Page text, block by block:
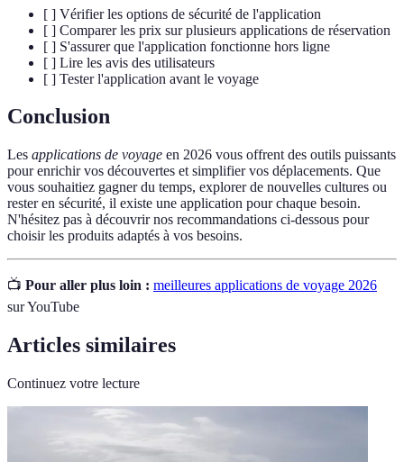
[ ] Vérifier les options de sécurité de l'application
[ ] Comparer les prix sur plusieurs applications de réservation
[ ] S'assurer que l'application fonctionne hors ligne
[ ] Lire les avis des utilisateurs
[ ] Tester l'application avant le voyage
Conclusion
Les applications de voyage en 2026 vous offrent des outils puissants
pour enrichir vos découvertes et simplifier vos déplacements. Que
vous souhaitiez gagner du temps, explorer de nouvelles cultures ou
rester en sécurité, il existe une application pour chaque besoin.
N'hésitez pas à découvrir nos recommandations ci-dessous pour
choisir les produits adaptés à vos besoins.
📺 Pour aller plus loin : meilleures applications de voyage 2026
sur YouTube
Articles similaires
Continuez votre lecture